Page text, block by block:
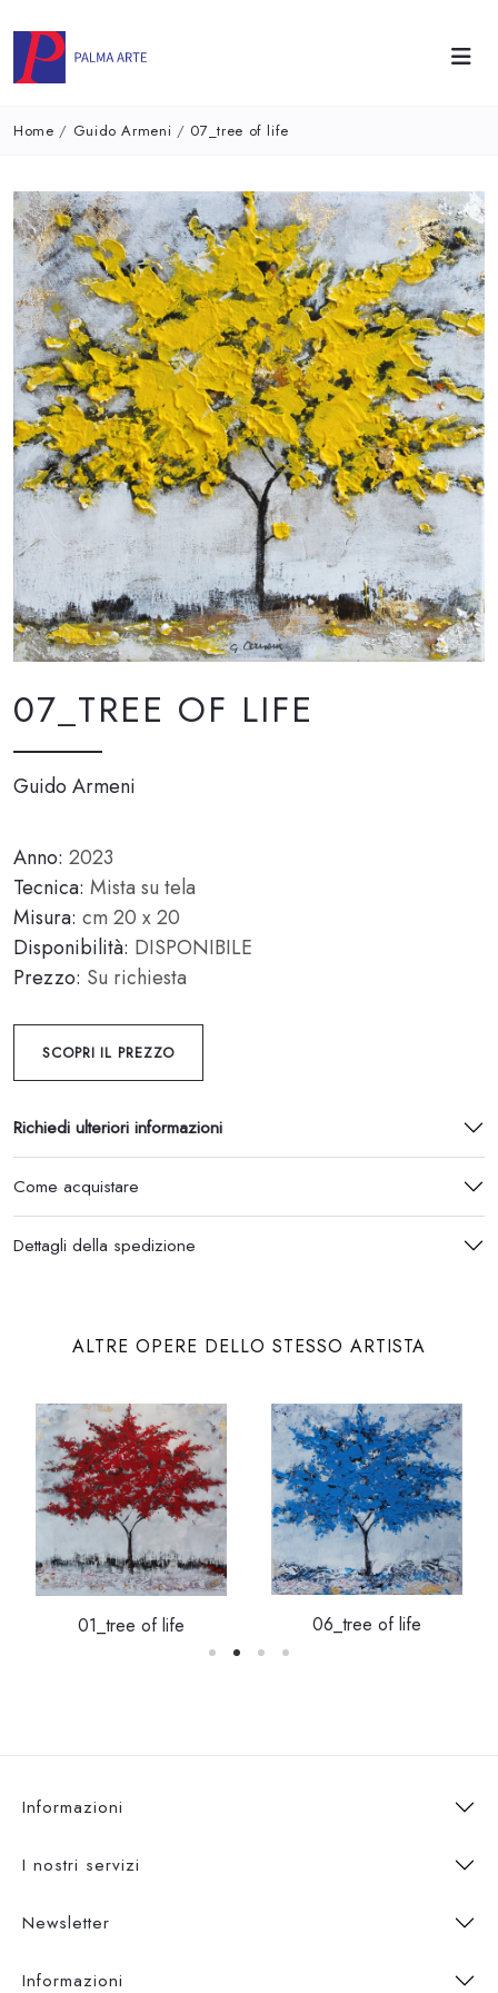
Home / Guido Armeni / 07_tree of life
07_TREE OF LIFE
Guido Armeni
Anno: 2023
Tecnica: Mista su tela
Misura: cm 20 x 20
Disponibilità: DISPONIBILE
Prezzo: Su richiesta
SCOPRI IL PREZZO
Richiedi ulteriori informazioni
Come acquistare
Dettagli della spedizione
ALTRE OPERE DELLO STESSO ARTISTA
01_tree of life 06_tree of life
Informazioni
I nostri servizi
Newsletter
Informazioni